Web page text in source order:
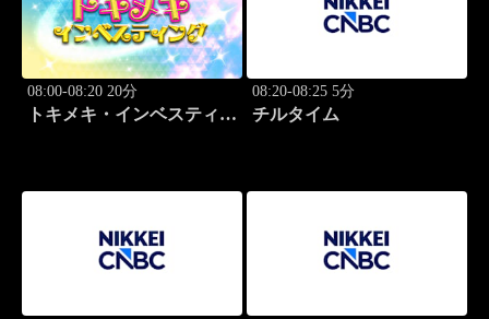
08:00-08:20 20分
トキメキ・インベスティン
08:20-08:25 5分
チルタイム